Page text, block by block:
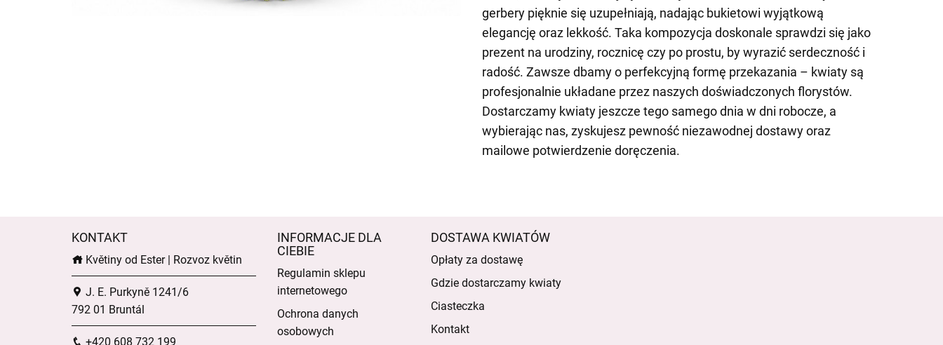
gerbery pięknie się uzupełniają, nadając bukietowi wyjątkową
elegancję oraz lekkość. Taka kompozycja doskonale sprawdzi się jako
prezent na urodziny, rocznicę czy po prostu, by wyrazić serdeczność i
radość. Zawsze dbamy o perfekcyjną formę przekazania – kwiaty są
profesjonalnie układane przez naszych doświadczonych florystów.
Dostarczamy kwiaty jeszcze tego samego dnia w dni robocze, a
wybierając nas, zyskujesz pewność niezawodnej dostawy oraz
mailowe potwierdzenie doręczenia.
KONTAKT
Květiny od Ester | Rozvoz květin
J. E. Purkyně 1241/6
792 01 Bruntál
+420 608 732 199
INFORMACJE DLA
CIEBIE
Regulamin sklepu
internetowego
Ochrona danych
osobowych
DOSTAWA KWIATÓW
Opłaty za dostawę
Gdzie dostarczamy kwiaty
Ciasteczka
Kontakt